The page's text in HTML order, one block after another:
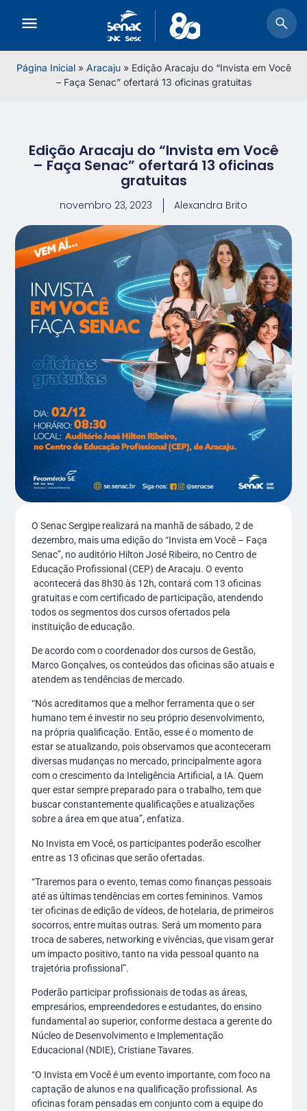
Página Inicial» Aracaju» Edição Aracaju do “Invista em Você
– Faça Senac” ofertará 13 oficinas gratuitas
Edição Aracaju do “Invista em Você
– Faça Senac” ofertará 13 oficinas
gratuitas
novembro 23, 2023 Alexandra Brito
O Senac Sergipe realizará na manhã de sábado, 2 de
dezembro, mais uma edição do “Invista em Você – Faça
Senac”, no auditório Hilton José Ribeiro, no Centro de
Educação Profissional (CEP) de Aracaju. O evento
acontecerá das 8h30 às 12h, contará com 13 oficinas
gratuitas e com certificado de participação, atendendo
todos os segmentos dos cursos ofertados pela
instituição de educação.
De acordo com o coordenador dos cursos de Gestão,
Marco Gonçalves, os conteúdos das oficinas são atuais e
atendem as tendências de mercado.
“Nós acreditamos que a melhor ferramenta que o ser
humano tem é investir no seu próprio desenvolvimento,
na própria qualificação. Então, esse é o momento de
estar se atualizando, pois observamos que aconteceram
diversas mudanças no mercado, principalmente agora
com o crescimento da Inteligência Artificial, a IA. Quem
quer estar sempre preparado para o trabalho, tem que
buscar constantemente qualificações e atualizações
sobre a área em que atua”, enfatiza.
No Invista em Você, os participantes poderão escolher
entre as 13 oficinas que serão ofertadas.
“Traremos para o evento, temas como finanças pessoais
até as últimas tendências em cortes femininos. Vamos
ter oficinas de edição de vídeos, de hotelaria, de primeiros
socorros, entre muitas outras. Será um momento para
troca de saberes, networking e vivências, que visam gerar
um impacto positivo, tanto na vida pessoal quanto na
trajetória profissional”.
Poderão participar profissionais de todas as áreas,
empresários, empreendedores e estudantes, do ensino
fundamental ao superior, conforme destaca a gerente do
Núcleo de Desenvolvimento e Implementação
Educacional (NDIE), Cristiane Tavares.
“O Invista em Você é um evento importante, com foco na
captação de alunos e na qualificação profissional. As
oficinas foram pensadas em conjunto com a equipe do